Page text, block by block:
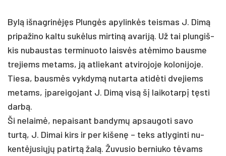
Bylą iš­nag­rinėjęs Plungės apy­linkės teis­mas J. Dimą
pri­pa­ži­no kal­tu su­kėlus mir­tiną ava­riją. Už tai plun­giš­
kis nu­baus­tas ter­mi­nuo­to laisvės at­ėmi­mo baus­me
tre­jiems me­tams, ją at­lie­kant at­vi­ro­jo­je ko­lo­ni­jo­je.
Tie­sa, bausmės vyk­dymą nu­tar­ta ati­dėti dve­jiems
me­tams, įpa­rei­go­jant J. Dimą visą šį lai­ko­tarpį tęsti
darbą.
Ši ne­laimė, ne­pai­sant ban­dymų ap­sau­go­ti sa­vo
turtą, J. Di­mai kirs ir per ki­šenę – teks at­ly­gin­ti nu­
kentė­ju­siųjų pa­tirtą žalą. Žu­vu­sio ber­niu­ko tėvams